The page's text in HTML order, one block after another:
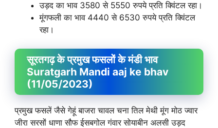
उड़द का भाव 3580 से 5550 रुपये प्रति क्विंटल रहा।
मूंगफली का भाव 4440 से 6530 रुपये प्रति क्विंटल
रहा।
सूरतगढ़ के प्रमुख फसलों के मंडी भाव
Suratgarh Mandi aaj ke bhav
(11/05/2023)
प्रमुख फसलें जैसे गेहूं बाजरा चावल चना तिल मेथी मूंग मोठ ज्वार
जीरा सरसों धाणा सौफ ईसबगोल गंवार सोयाबीन अलसी उड़द